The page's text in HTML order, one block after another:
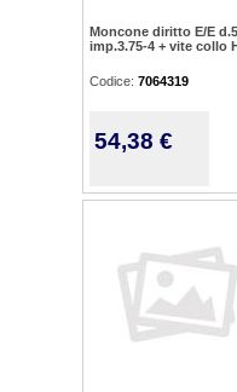
Moncone diritto E/E
imp.3.75-4 + vite collo
Codice: 7064319
54,38 €